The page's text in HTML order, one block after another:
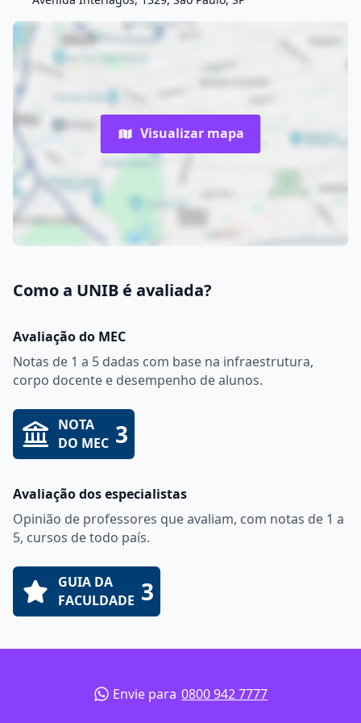
Visualizar mapa
Como a UNIB é avaliada?
Avaliação do MEC
Notas de 1 a 5 dadas com base na infraestrutura,
corpo docente e desempenho de alunos.
NOTA
DO MEC 3
Avaliação dos especialistas
Opinião de professores que avaliam, com notas de 1 a
5, cursos de todo país.
GUIA DA
FACULDADE 3
Envie para 0800 942 7777